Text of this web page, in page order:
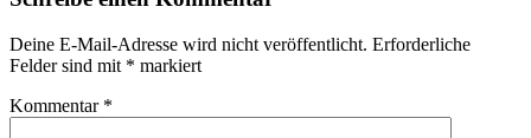
Deine E-Mail-Adresse wird nicht veröffentlicht. Erforderliche
Felder sind mit * markiert
Kommentar *